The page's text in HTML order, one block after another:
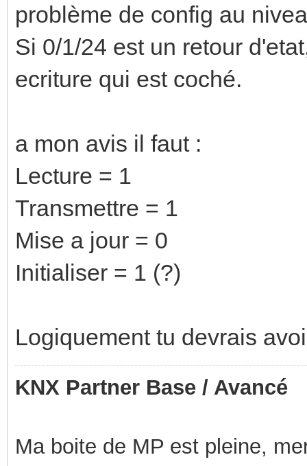
problème de config au
Si 0/1/24 est un retour
ecriture qui est coché.
a mon avis il faut :
Lecture = 1
Transmettre = 1
Mise a jour = 0
Initialiser = 1 (?)
Logiquement tu devrais
KNX Partner Base / Avancé
Ma boite de MP est pleine,